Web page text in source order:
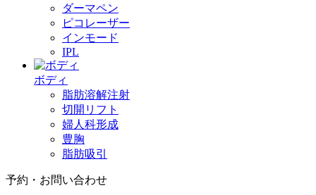
ダーマペン
ピコレーザー
インモード
IPL
ボディ
脂肪溶解注射
切開リフト
婦人科形成
豊胸
脂肪吸引
予約・お問い合わせ